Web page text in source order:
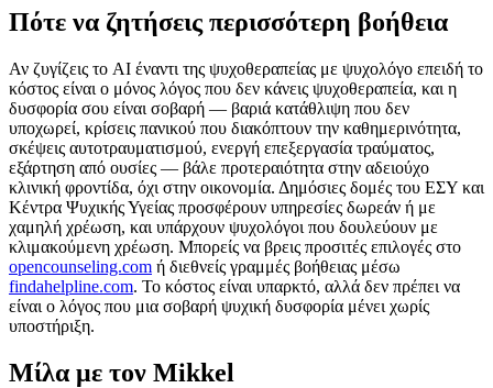
Πότε να ζητήσεις περισσότερη βοήθεια
Αν ζυγίζεις το AI έναντι της ψυχοθεραπείας με ψυχολόγο επειδή το
κόστος είναι ο μόνος λόγος που δεν κάνεις ψυχοθεραπεία, και η
δυσφορία σου είναι σοβαρή — βαριά κατάθλιψη που δεν
υποχωρεί, κρίσεις πανικού που διακόπτουν την καθημερινότητα,
σκέψεις αυτοτραυματισμού, ενεργή επεξεργασία τραύματος,
εξάρτηση από ουσίες — βάλε προτεραιότητα στην αδειούχο
κλινική φροντίδα, όχι στην οικονομία. Δημόσιες δομές του ΕΣΥ και
Κέντρα Ψυχικής Υγείας προσφέρουν υπηρεσίες δωρεάν ή με
χαμηλή χρέωση, και υπάρχουν ψυχολόγοι που δουλεύουν με
κλιμακούμενη χρέωση. Μπορείς να βρεις προσιτές επιλογές στο
opencounseling.com ή διεθνείς γραμμές βοήθειας μέσω
findahelpline.com. Το κόστος είναι υπαρκτό, αλλά δεν πρέπει να
είναι ο λόγος που μια σοβαρή ψυχική δυσφορία μένει χωρίς
υποστήριξη.
Μίλα με τον Mikkel